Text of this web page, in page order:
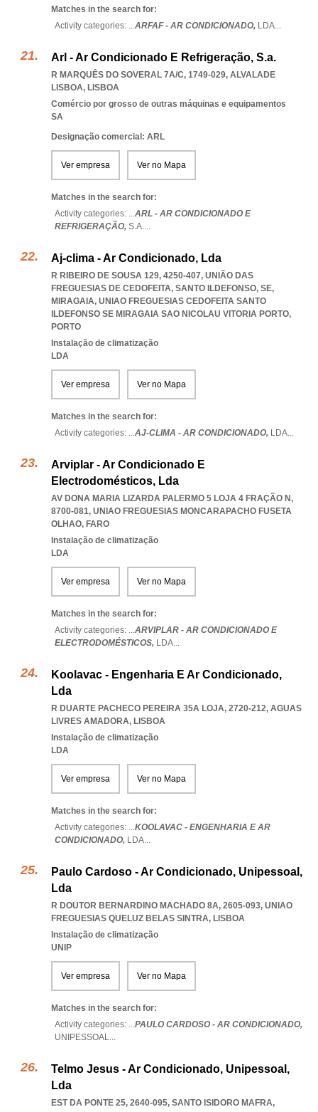
Matches in the search for:
Activity categories: ...ARFAF - AR CONDICIONADO, LDA...
Arl - Ar Condicionado E Refrigeração, S.a.
R MARQUÊS DO SOVERAL 7A/C, 1749-029, ALVALADE
LISBOA, LISBOA
Comércio por grosso de outras máquinas e equipamentos
SA
Designação comercial: ARL
Ver empresa Ver no Mapa
Matches in the search for:
Activity categories: ...ARL - AR CONDICIONADO E
REFRIGERAÇÃO, S.A....
Aj-clima - Ar Condicionado, Lda
R RIBEIRO DE SOUSA 129, 4250-407, UNIÃO DAS
FREGUESIAS DE CEDOFEITA, SANTO ILDEFONSO, SE,
MIRAGAIA, UNIAO FREGUESIAS CEDOFEITA SANTO
ILDEFONSO SE MIRAGAIA SAO NICOLAU VITORIA PORTO,
PORTO
Instalação de climatização
LDA
Ver empresa Ver no Mapa
Matches in the search for:
Activity categories: ...AJ-CLIMA - AR CONDICIONADO, LDA...
Arviplar - Ar Condicionado E
Electrodomésticos, Lda
AV DONA MARIA LIZARDA PALERMO 5 LOJA 4 FRAÇÃO N,
8700-081, UNIAO FREGUESIAS MONCARAPACHO FUSETA
OLHAO, FARO
Instalação de climatização
LDA
Ver empresa Ver no Mapa
Matches in the search for:
Activity categories: ...ARVIPLAR - AR CONDICIONADO E
ELECTRODOMÉSTICOS, LDA...
Koolavac - Engenharia E Ar Condicionado,
Lda
R DUARTE PACHECO PEREIRA 35A LOJA, 2720-212, AGUAS
LIVRES AMADORA, LISBOA
Instalação de climatização
LDA
Ver empresa Ver no Mapa
Matches in the search for:
Activity categories: ...KOOLAVAC - ENGENHARIA E AR
CONDICIONADO, LDA...
Paulo Cardoso - Ar Condicionado, Unipessoal,
Lda
R DOUTOR BERNARDINO MACHADO 8A, 2605-093, UNIAO
FREGUESIAS QUELUZ BELAS SINTRA, LISBOA
Instalação de climatização
UNIP
Ver empresa Ver no Mapa
Matches in the search for:
Activity categories: ...PAULO CARDOSO - AR CONDICIONADO,
UNIPESSOAL...
Telmo Jesus - Ar Condicionado, Unipessoal,
Lda
EST DA PONTE 25, 2640-095, SANTO ISIDORO MAFRA,